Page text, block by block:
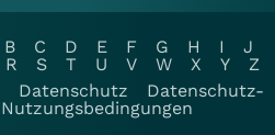
B C D E F G H I
J
R S T U V W X Y
Z
Datenschutz
Datenschutz-
Nutzungsbedingungen